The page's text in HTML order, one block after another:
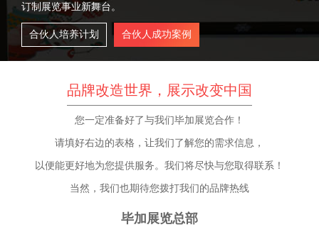
订制展览事业新舞台。
合伙人培养计划 合伙人成功案例
品牌改造世界，展示改变中国
您一定准备好了与我们毕加展览合作！
请填好右边的表格，让我们了解您的需求信息，
以便能更好地为您提供服务。我们将尽快与您取得联系！
当然，我们也期待您拨打我们的品牌热线
毕加展览总部